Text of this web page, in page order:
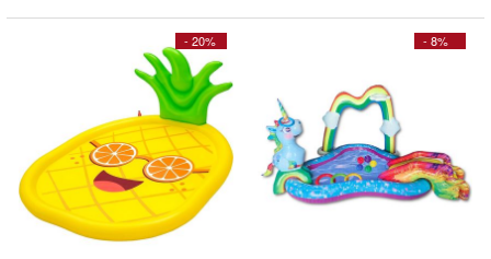
- 20% - 8%